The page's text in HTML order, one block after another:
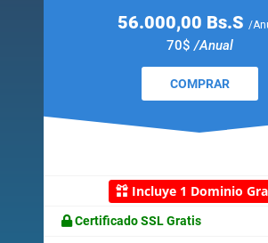
56.000,00 Bs.S /
70$/Anual
COMPRAR
Incluye 1 Dominio
Certificado SSL Gratis